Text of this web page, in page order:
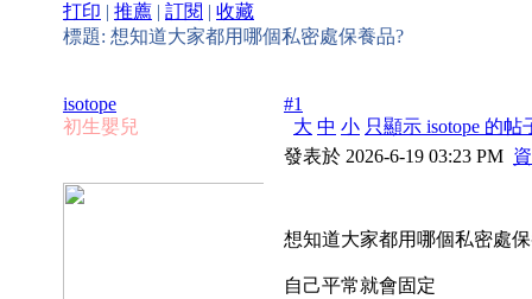
打印 | 推薦 | 訂閱 | 收藏
標題: 想知道大家都用哪個私密處保養品?
isotope
初生嬰兒
#1
大 中 小 只顯示 isotope 的帖
發表於 2026-6-19 03:23 PM
想知道大家都用哪個私密處
自己平常就會固定